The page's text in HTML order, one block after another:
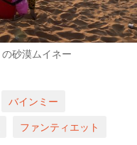
砂漠ムイネー
バインミー
ファンティエット